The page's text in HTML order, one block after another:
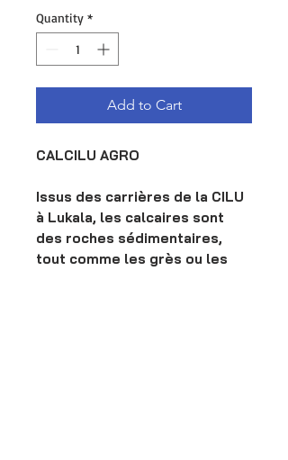
Quantity *
Add to Cart
CALCILU AGRO
Issus des carrières de la CILU
à Lukala, les calcaires sont
des roches sédimentaires,
tout comme les grès ou les